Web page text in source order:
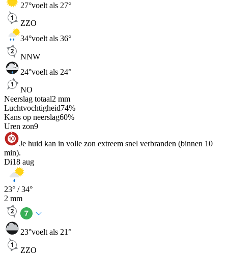
27°voelt als 27°
ZZO
34°voelt als 36°
NNW
24°voelt als 24°
NO
Neerslag totaal2 mm
Luchtvochtigheid74%
Kans op neerslag60%
Uren zon9
Je huid kan in volle zon extreem snel verbranden (binnen 10
min).
Di18 aug
23° /34°
2 mm
23°voelt als 21°
ZZO